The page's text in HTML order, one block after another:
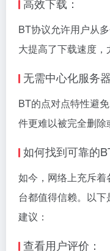
BT协议允许用户从
大提高了下载速度，
无需中心化服务器
BT的点对点特性避
件更难以被完全删除
如何找到可靠的
如今，网络上充斥
台都值得信赖。以
建议：
查看用户评价：